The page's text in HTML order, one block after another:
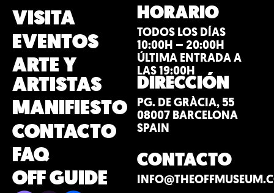
VISITA
EVENTOS
ARTE Y
ARTISTAS
MANIFIESTO
CONTACTO
FAQ
OFF GUIDE
HORARIO
TODOS LOS DÍAS
10:00H – 20:00H
ÚLTIMA ENTRADA A
LAS 19:00H
DIRECCIÓN
PG. DE GRÀCIA, 55
08007 BARCELONA
SPAIN
CONTACTO